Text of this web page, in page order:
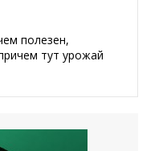
полезен,
тут урожай
устоял,